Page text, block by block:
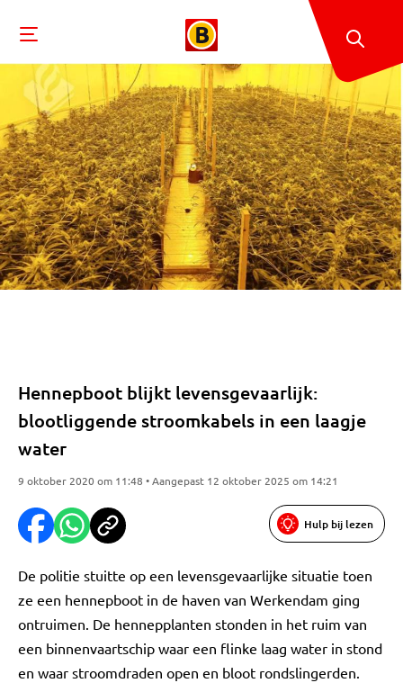
Hennepboot blijkt levensgevaarlijk:
blootliggende stroomkabels in een laagje
water
9 oktober 2020 om 11:48 • Aangepast 12 oktober 2025 om 14:21
Hulp bij lezen
De politie stuitte op een levensgevaarlijke situatie toen
ze een hennepboot in de haven van Werkendam ging
ontruimen. De hennepplanten stonden in het ruim van
een binnenvaartschip waar een flinke laag water in stond
en waar stroomdraden open en bloot rondslingerden.